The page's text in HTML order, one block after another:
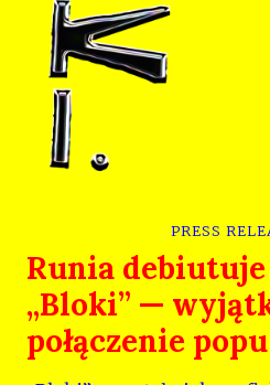
PRESS
Runia
„Bloki” —
połączenie